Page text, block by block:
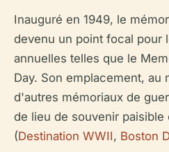
Inauguré en 1949, le
devenu un point focal pour
annuelles telles que le
Day. Son emplacement, au
d'autres mémoriaux de
de lieu de souvenir
(Destination WWII, Boston